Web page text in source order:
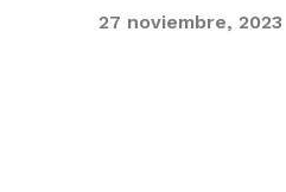
27 noviembre, 2023